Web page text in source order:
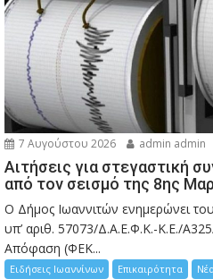
7 Αυγούστου 2026 admin admin
Αιτήσεις για στεγαστική
από τον σεισμό της 8ης
Ο Δήμος Ιωαννιτών ενημερώνει
υπ’ αριθ. 57073/Δ.Α.Ε.Φ.Κ.-Κ.Ε./
Απόφαση (ΦΕΚ...
Ειδήσεις Ιωαννίνων Επικαιρότητα